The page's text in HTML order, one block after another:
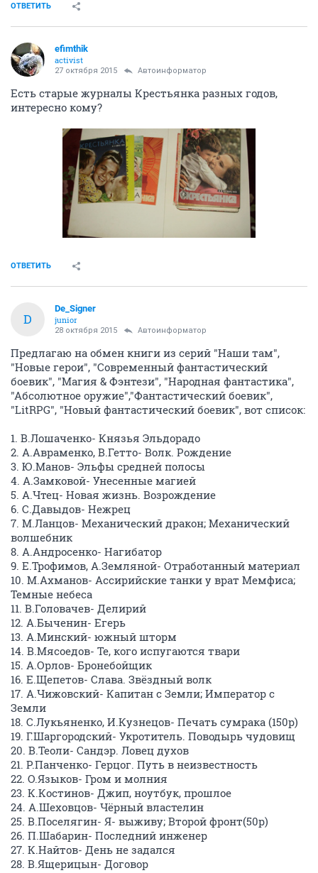
ОТВЕТИТЬ
efimthik
activist
27 октября 2015 Автоинформатор
Есть старые журналы Крестьянка разных годов,
интересно кому?
ОТВЕТИТЬ
D
De_Signer
junior
28 октября 2015 Автоинформатор
Предлагаю на обмен книги из серий "Наши там",
"Новые герои", "Современный фантастический
боевик", "Магия & Фэнтези", "Народная фантастика",
"Абсолютное оружие","Фантастический боевик",
"LitRPG", "Новый фантастический боевик", вот список:
1. В.Лошаченко- Князья Эльдорадо
2. А.Авраменко, В.Гетто- Волк. Рождение
3. Ю.Манов- Эльфы средней полосы
4. А.Замковой- Унесенные магией
5. А.Чтец- Новая жизнь. Возрождение
6. С.Давыдов- Нежрец
7. М.Ланцов- Механический дракон; Механический
волшебник
8. А.Андросенко- Нагибатор
9. Е.Трофимов, А.Земляной- Отработанный материал
10. М.Ахманов- Ассирийские танки у врат Мемфиса;
Темные небеса
11. В.Головачев- Делирий
12. А.Быченин- Егерь
13. А.Минский- южный шторм
14. В.Мясоедов- Те, кого испугаются твари
15. А.Орлов- Бронебойщик
16. Е.Щепетов- Слава. Звёздный волк
17. А.Чижовский- Капитан с Земли; Император с
Земли
18. С.Лукьяненко, И.Кузнецов- Печать сумрака (150р)
19. Г.Шаргородский- Укротитель. Поводырь чудовищ
20. В.Теоли- Сандэр. Ловец духов
21. Р.Панченко- Герцог. Путь в неизвестность
22. О.Языков- Гром и молния
23. К.Костинов- Джип, ноутбук, прошлое
24. А.Шеховцов- Чёрный властелин
25. В.Поселягин- Я- выживу; Второй фронт(50р)
26. П.Шабарин- Последний инженер
27. К.Найтов- День не задался
28. В.Ящерицын- Договор